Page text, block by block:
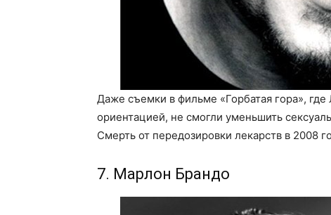
Даже съемки в фильме «Горбатая гора»,
ориентацией, не смогли уменьшить
Смерть от передозировки лекарств в 2008
7. Марлон Брандо